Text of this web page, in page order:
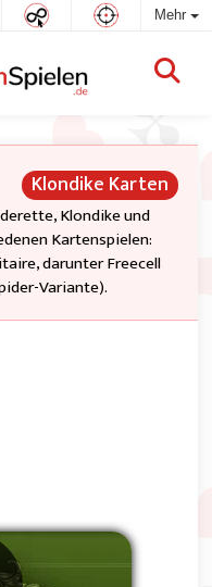
Mehr
Klondike Karten
Klondike und
Kartenspielen:
darunter Freecell
Variante).